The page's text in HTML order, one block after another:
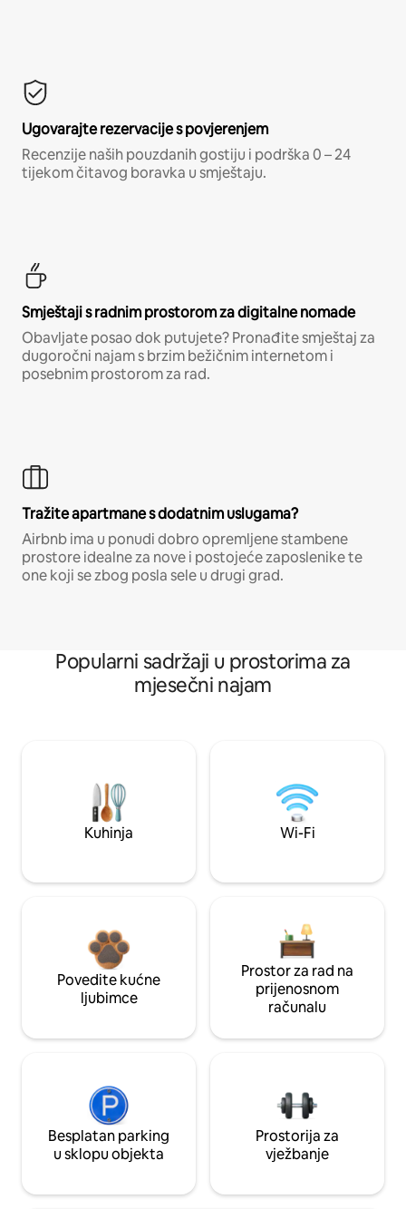
Ugovarajte rezervacije s povjerenjem
Recenzije naših pouzdanih gostiju i podrška 0 – 24
tijekom čitavog boravka u smještaju.
Smještaji s radnim prostorom za digitalne nomade
Obavljate posao dok putujete? Pronađite smještaj za
dugoročni najam s brzim bežičnim internetom i
posebnim prostorom za rad.
Tražite apartmane s dodatnim uslugama?
Airbnb ima u ponudi dobro opremljene stambene
prostore idealne za nove i postojeće zaposlenike te
one koji se zbog posla sele u drugi grad.
Popularni sadržaji u prostorima za
mjesečni najam
Kuhinja Wi-Fi
Povedite kućne
ljubimce
Prostor za rad na
prijenosnom
računalu
Besplatan parking
u sklopu objekta
Prostorija za
vježbanje